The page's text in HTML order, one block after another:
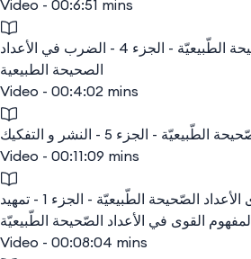
Video - 00:6:51 mins
المحور 01 - الأعداد الصّحيحة الطّبيعيّة - الجزء 4 - الضرب في الأعداد
الصحيحة الطبيعية
Video - 00:4:02 mins
Video - 00:11:09 mins
المحور 02 - خاصيّات قوى الأعداد الصّحيحة الطّبيعيّة - الجزء 1 - تمهيد
لمفهوم القوى في الأعداد الصّحيحة الطّبيعيّة
Video - 00:08:04 mins